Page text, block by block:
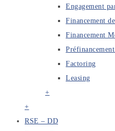
Engagement
Financement
Financement
Factoring
Leasing
+
+
RSE – DD